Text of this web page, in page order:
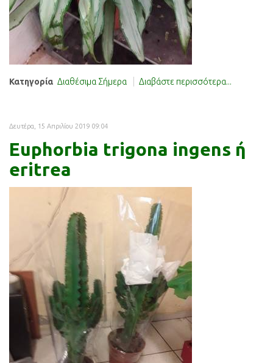
Κατηγορία Διαθέσιμα Σήμερα Διαβάστε περισσότερα...
Δευτέρα, 15 Απριλίου 2019 09:04
Euphorbia trigona ingens ή
eritrea